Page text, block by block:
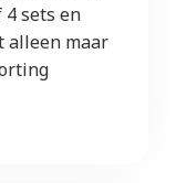
4 sets en
alleen maar